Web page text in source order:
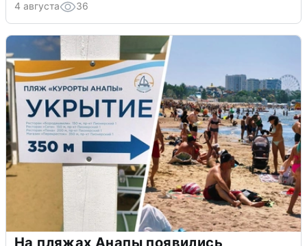
4 августа 36
На пляжах Анапы появились